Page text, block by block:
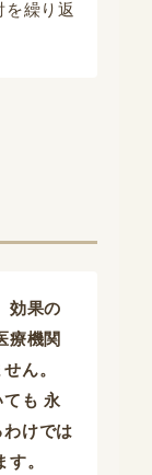
繰り返
効果の
療機関
ん。
も 永
けでは
。